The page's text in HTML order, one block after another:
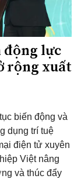
lực
rộng xuất
biến động và
dụng trí tuệ
điện tử xuyên
Việt nâng
và thúc đẩy